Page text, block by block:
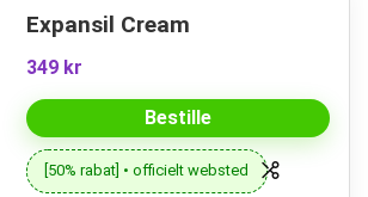
Expansil Cream
349 kr
Bestille
[50% rabat] • officielt websted